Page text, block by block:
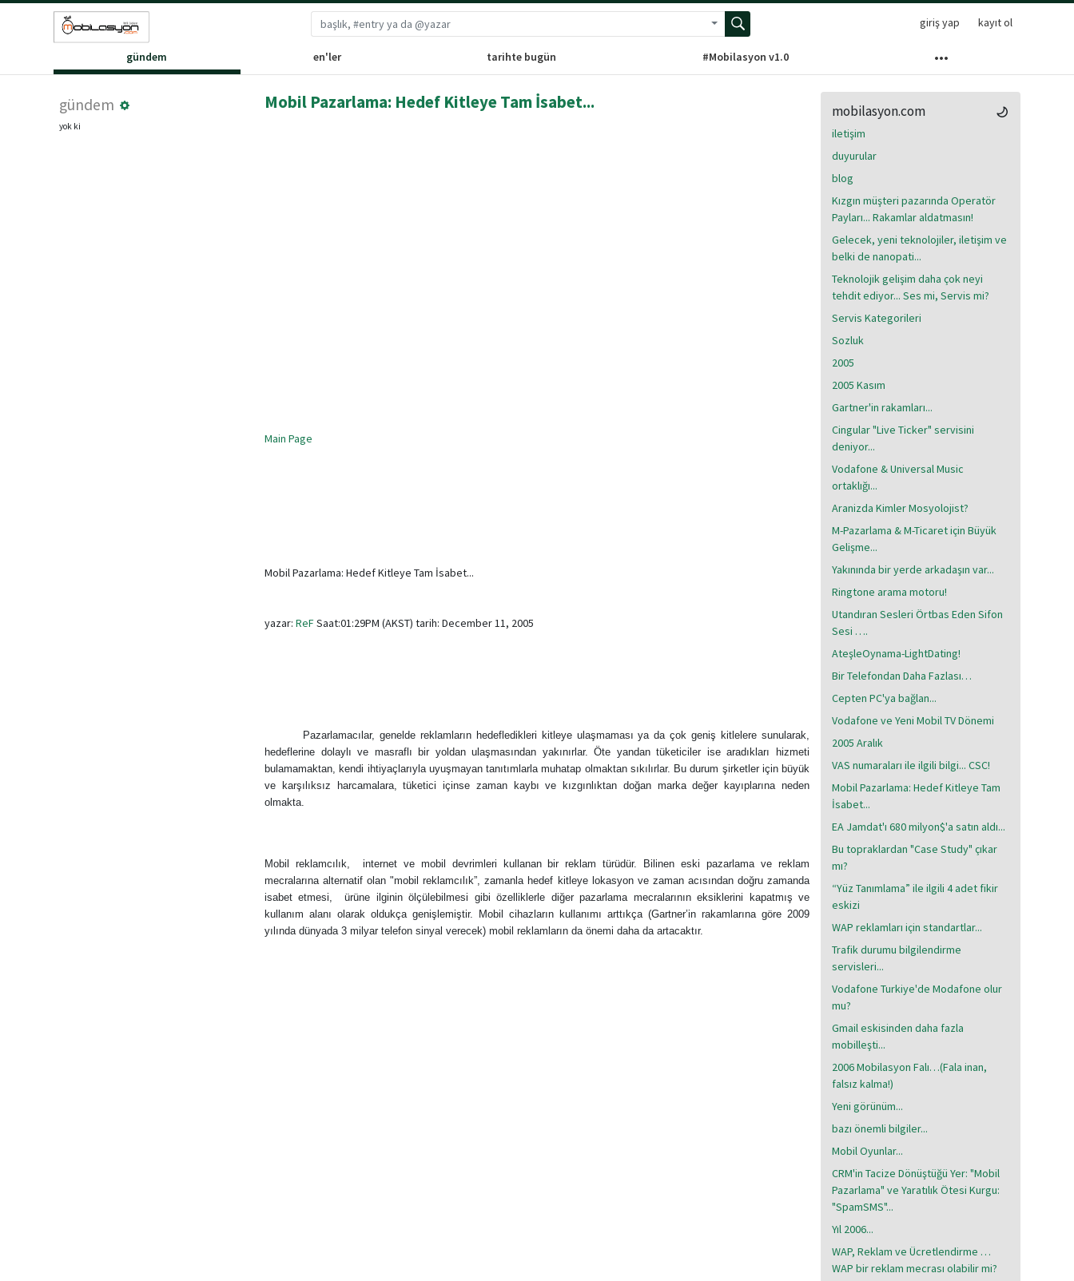
Gelişmiş arama menüsünü aç giriş yap kayıt ol
gündem en'ler tarihte bugün #Mobilasyon v1.0
gündem
yok ki
Mobil Pazarlama: Hedef Kitleye Tam İsabet...
Main Page
Mobil Pazarlama: Hedef Kitleye Tam İsabet...
yazar: ReFSaat:01:29PM (AKST) tarih: December 11, 2005
Pazarlamacılar, genelde reklamların hedefledikleri kitleye ulaşmaması ya da çok geniş kitlelere sunularak,
hedeflerine dolaylı ve masraflı bir yoldan ulaşmasından yakınırlar. Öte yandan tüketiciler ise aradıkları hizmeti
bulamamaktan, kendi ihtiyaçlarıyla uyuşmayan tanıtımlarla muhatap olmaktan sıkılırlar. Bu durum şirketler için büyük
ve karşılıksız harcamalara, tüketici içinse zaman kaybı ve kızgınlıktan doğan marka değer kayıplarına neden
olmakta.
Mobil reklamcılık,
internet ve mobil devrimleri kullanan bir reklam türüdür. Bilinen eski pazarlama ve reklam
mecralarına alternatif olan "mobil reklamcılık”, zamanla hedef kitleye lokasyon ve zaman acısından doğru zamanda
isabet etmesi,
ürüne ilginin ölçülebilmesi gibi özelliklerle diğer pazarlama mecralarının eksiklerini kapatmış ve
kullanım alanı olarak oldukça genişlemiştir. Mobil cihazların kullanımı arttıkça (Gartner’in rakamlarına göre 2009
yılında dünyada 3 milyar telefon sinyal verecek) mobil reklamların da önemi daha da artacaktır.
mobilasyon.com
iletişim
duyurular
blog
Kızgın müşteri pazarında Operatör
Payları... Rakamlar aldatmasın!
Gelecek, yeni teknolojiler, iletişim ve
belki de nanopati...
Teknolojik gelişim daha çok neyi
tehdit ediyor... Ses mi, Servis mi?
Servis Kategorileri
Sozluk
2005
2005 Kasım
Gartner'in rakamları...
Cingular "Live Ticker" servisini
deniyor...
Vodafone & Universal Music
ortaklığı...
Aranizda Kimler Mosyolojist?
M-Pazarlama & M-Ticaret için Büyük
Gelişme...
Yakınında bir yerde arkadaşın var...
Ringtone arama motoru!
Utandıran Sesleri Örtbas Eden Sifon
Sesi ….
AteşleOynama-LightDating!
Bir Telefondan Daha Fazlası…
Cepten PC'ya bağlan...
Vodafone ve Yeni Mobil TV Dönemi
2005 Aralık
VAS numaraları ile ilgili bilgi... CSC!
Mobil Pazarlama: Hedef Kitleye Tam
İsabet...
EA Jamdat'ı 680 milyon$'a satın aldı...
Bu topraklardan "Case Study" çıkar
mı?
“Yüz Tanımlama” ile ilgili 4 adet fikir
eskizi
WAP reklamları için standartlar...
Trafik durumu bilgilendirme
servisleri...
Vodafone Turkiye'de Modafone olur
mu?
Gmail eskisinden daha fazla
mobilleşti...
2006 Mobilasyon Falı…(Fala inan,
falsız kalma!)
Yeni görünüm...
bazı önemli bilgiler...
Mobil Oyunlar...
CRM'in Tacize Dönüştüğü Yer: "Mobil
Pazarlama" ve Yaratılık Ötesi Kurgu:
"SpamSMS"...
Yıl 2006...
WAP, Reklam ve Ücretlendirme …
WAP bir reklam mecrası olabilir mi?